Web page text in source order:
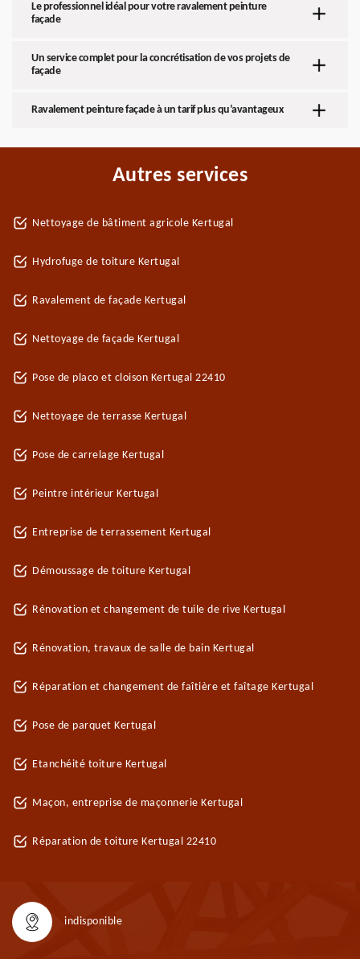
Le professionnel idéal pour votre ravalement peinture
façade
Un service complet pour la concrétisation de vos projets de
façade
Ravalement peinture façade à un tarif plus qu’avantageux
Autres services
Nettoyage de bâtiment agricole Kertugal
Hydrofuge de toiture Kertugal
Ravalement de façade Kertugal
Nettoyage de façade Kertugal
Pose de placo et cloison Kertugal 22410
Nettoyage de terrasse Kertugal
Pose de carrelage Kertugal
Peintre intérieur Kertugal
Entreprise de terrassement Kertugal
Démoussage de toiture Kertugal
Rénovation et changement de tuile de rive Kertugal
Rénovation, travaux de salle de bain Kertugal
Réparation et changement de faîtière et faîtage Kertugal
Pose de parquet Kertugal
Etanchéité toiture Kertugal
Maçon, entreprise de maçonnerie Kertugal
Réparation de toiture Kertugal 22410
indisponible